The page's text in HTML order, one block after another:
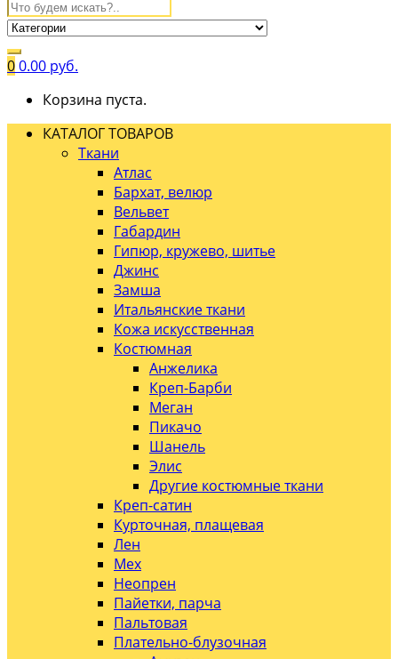
00.00 руб.
Корзина пуста.
КАТАЛОГ ТОВАРОВ
Ткани
Атлас
Бархат, велюр
Вельвет
Габардин
Гипюр, кружево, шитье
Джинс
Замша
Итальянские ткани
Кожа искусственная
Костюмная
Анжелика
Креп-Барби
Меган
Пикачо
Шанель
Элис
Другие костюмные ткани
Креп-сатин
Курточная, плащевая
Лен
Мех
Неопрен
Пайетки, парча
Пальтовая
Плательно-блузочная